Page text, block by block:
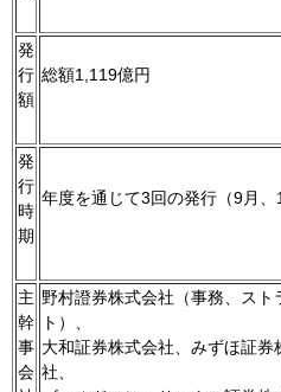
発
行
額
総額1,119億円
発
行
時
期
年度を通じて3回の発行（9月、
主
幹
事
会
野村證券株式会社（事務、ス
ト）、
大和証券株式会社、みずほ証
社、